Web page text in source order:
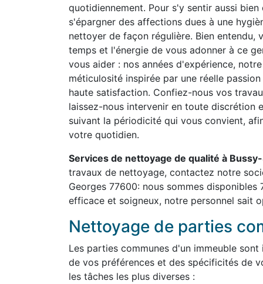
quotidiennement. Pour s'y sentir aussi
s'épargner des affections dues à une
nettoyer de façon régulière. Bien entendu,
temps et l'énergie de vous adonner à ce
vous aider : nos années d'expérience,
méticulosité inspirée par une réelle
haute satisfaction. Confiez-nous vos
laissez-nous intervenir en toute discrétion
suivant la périodicité qui vous convient,
votre quotidien.
Services de nettoyage de qualité à
travaux de nettoyage, contactez notre
Georges 77600: nous sommes
efficace et soigneux, notre personnel sait
Nettoyage de parties
Les parties communes d'un immeuble
de vos préférences et des spécificités de
les tâches les plus diverses :